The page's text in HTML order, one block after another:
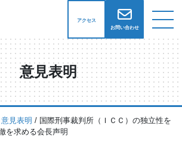
アクセス
お問い合わせ
意見表明
意見表明 / 国際刑事裁判所（ＩＣＣ）の独立性を
を求める会長声明